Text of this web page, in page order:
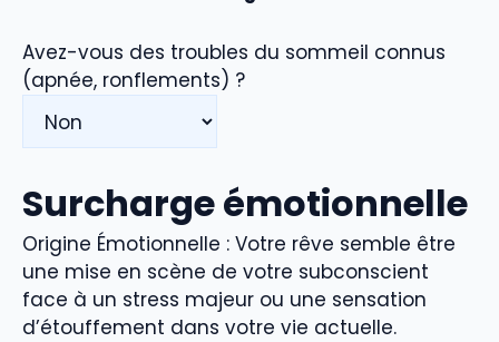
Avez-vous des troubles du sommeil connus
(apnée, ronflements) ?
Surcharge émotionnelle
Origine Émotionnelle : Votre rêve semble être
une mise en scène de votre subconscient
face à un stress majeur ou une sensation
d’étouffement dans votre vie actuelle.